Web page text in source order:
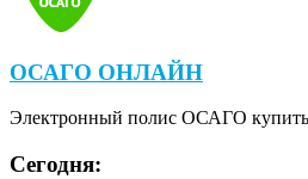
ОСАГО ОНЛАЙН
Электронный полис ОСАГО купить
Сегодня: